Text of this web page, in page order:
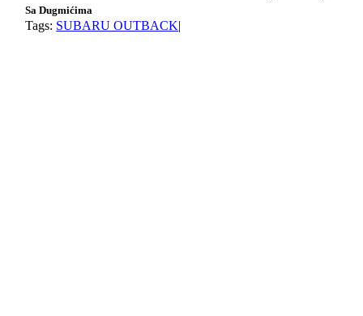
Sa Dugmićima
Tags: SUBARU OUTBACK|